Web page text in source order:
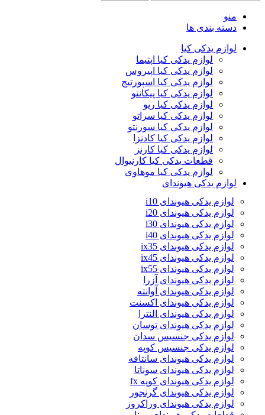
منو
دسته بندی ها
لوازم یدکی کیا
لوازم یدکی کیا اپتیما
لوازم یدکی کیا اپیروس
لوازم یدکی کیا اسپورتیج
لوازم یدکی کیا پیکانتو
لوازم یدکی کیا ریو
لوازم یدکی کیا سراتو
لوازم یدکی کیا سورنتو
لوازم یدکی کیا کادنزا
لوازم یدکی کیا کارنز
قطعات یدکی کیا کارنیوال
لوازم یدکی کیا موهاوی
لوازم یدکی هیوندای
لوازم یدکی هیوندای i10
لوازم یدکی هیوندای i20
لوازم یدکی هیوندای i30
لوازم یدکی هیوندای i40
لوازم یدکی هیوندای ix35
لوازم یدکی هیوندای ix45
لوازم یدکی هیوندای ix55
لوازم یدکی هیوندای آزرا
لوازم یدکی هیوندای آوانته
لوازم یدکی هیوندای اکسنت
لوازم یدکی هیوندای النترا
لوازم یدکی هیوندای توسان
لوازم یدکی جنسیس سدان
لوازم یدکی جنسیس کوپه
لوازم یدکی هیوندای سانتافه
لوازم یدکی هیوندای سوناتا
لوازم یدکی هیوندای کوپه fx
لوازم یدکی هیوندای گرنجور
لوازم یدکی هیوندای وراکروز